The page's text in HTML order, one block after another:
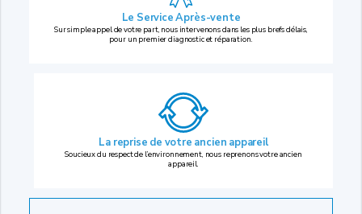
Le Service Après-vente
Sur simple appel de votre part, nous intervenons dans les plus brefs délais,
pour un premier diagnostic et réparation.
La reprise de votre ancien appareil
Soucieux du respect de l’environnement, nous reprenons votre ancien
appareil.